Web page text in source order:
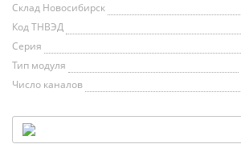
Склад Новосибирск
Код ТНВЭД
Серия
Тип модуля
Число каналов